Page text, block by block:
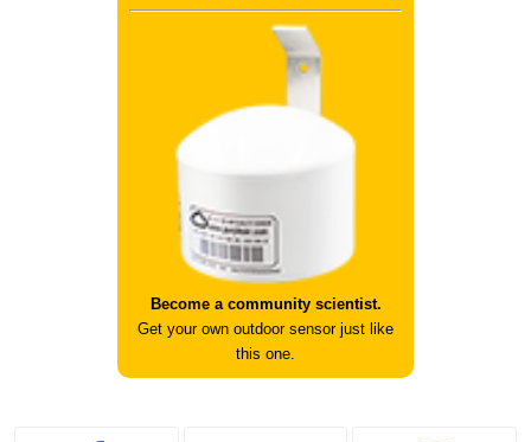
Become a community scientist.
Get your own outdoor sensor just like
this one.